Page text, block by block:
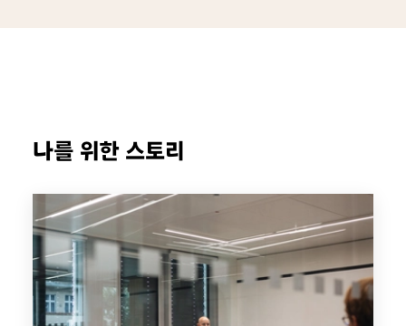
나를 위한 스토리